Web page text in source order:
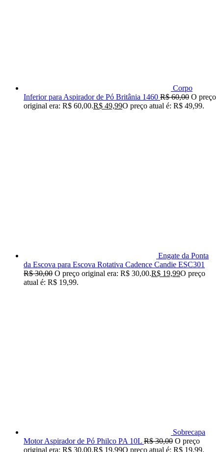
Corpo
Inferior para Aspirador de Pó Britânia 1460 R$60,00 O preço
original era: R$ 60,00.R$ 49,99O preço atual é: R$ 49,99.
Engate da Ponta
da Escova para Escova Rotativa Cadence Candie ESC301
R$30,00 O preço original era: R$ 30,00.R$ 19,99O preço
atual é: R$ 19,99.
Sobrecapa
Motor Aspirador de Pó Philco PA 10L R$30,00 O preço
original era: R$ 30,00.R$ 19,99O preço atual é: R$ 19,99.